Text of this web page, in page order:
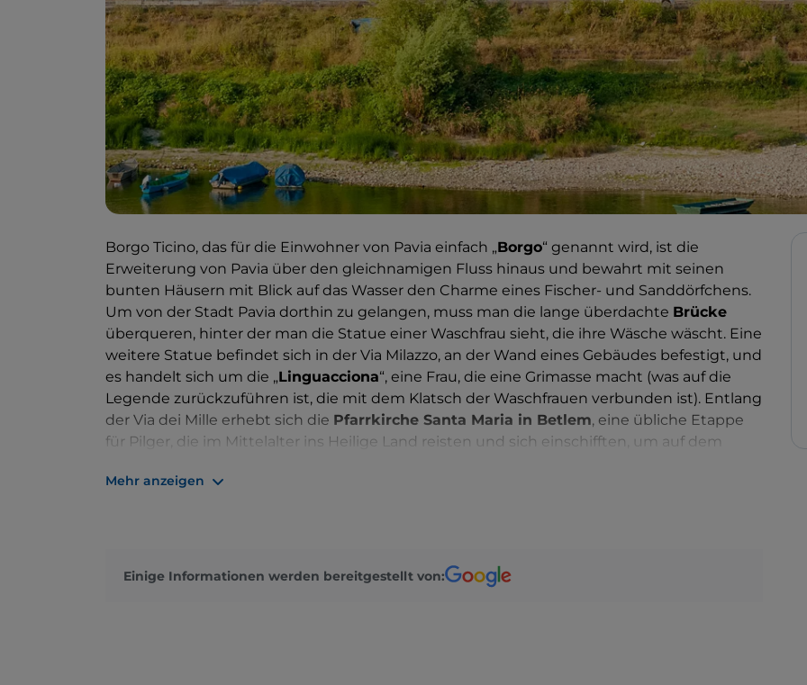
Borgo Ticino, das für die Einwohner von Pavia einfach „Borgo“ genannt wird, ist die
Erweiterung von Pavia über den gleichnamigen Fluss hinaus und bewahrt mit seinen
bunten Häusern mit Blick auf das Wasser den Charme eines Fischer- und Sanddörfchens.
Um von der Stadt Pavia dorthin zu gelangen, muss man die lange überdachte Brücke
überqueren, hinter der man die Statue einer Waschfrau sieht, die ihre Wäsche wäscht. Eine
weitere Statue befindet sich in der Via Milazzo, an der Wand eines Gebäudes befestigt, und
es handelt sich um die „Linguacciona“, eine Frau, die eine Grimasse macht (was auf die
Legende zurückzuführen ist, die mit dem Klatsch der Waschfrauen verbunden ist). Entlang
der Via dei Mille erhebt sich die Pfarrkirche Santa Maria in Betlem, eine übliche Etappe
für Pilger, die im Mittelalter ins Heilige Land reisten und sich einschifften, um auf dem
Mehr anzeigen
Einige Informationen werden bereitgestellt von: